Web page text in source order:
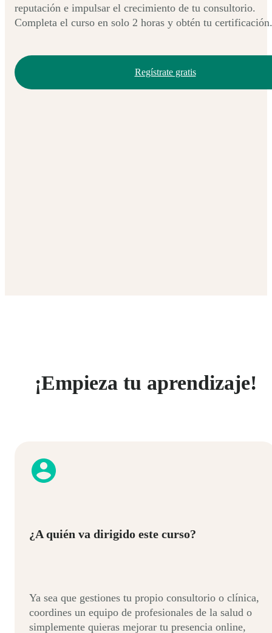
reputación e impulsar el crecimiento de tu consultorio.
Completa el curso en solo 2 horas y obtén tu certificación.
Regístrate gratis
¡Empieza tu aprendizaje!
¿A quién va dirigido este curso?
Ya sea que gestiones tu propio consultorio o clínica,
coordines un equipo de profesionales de la salud o
simplemente quieras mejorar tu presencia online,